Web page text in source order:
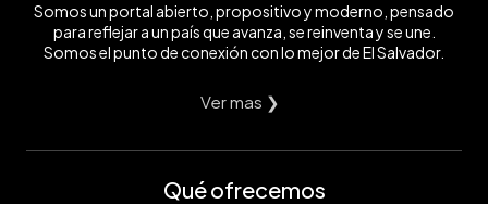
Somos un portal abierto, propositivo y moderno, pensado
para reflejar a un país que avanza, se reinventa y se une.
Somos el punto de conexión con lo mejor de El Salvador.
Ver mas ❯
Qué ofrecemos